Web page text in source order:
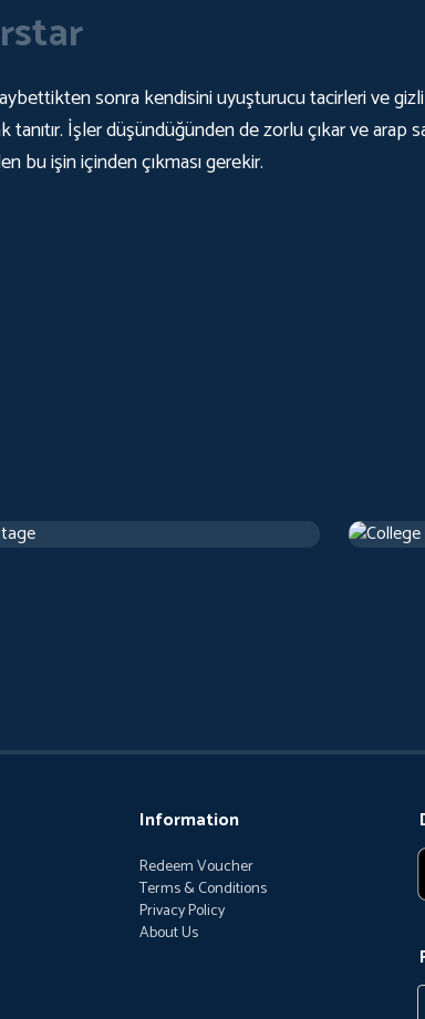
sonra kendisini uyuşturucu tacirleri ve
tanıtır. İşler düşündüğünden de zorlu çıkar ve
bu işin içinden çıkması gerekir.
m Comedy1
Information
Redeem Voucher
Terms & Conditions
Privacy Policy
About Us